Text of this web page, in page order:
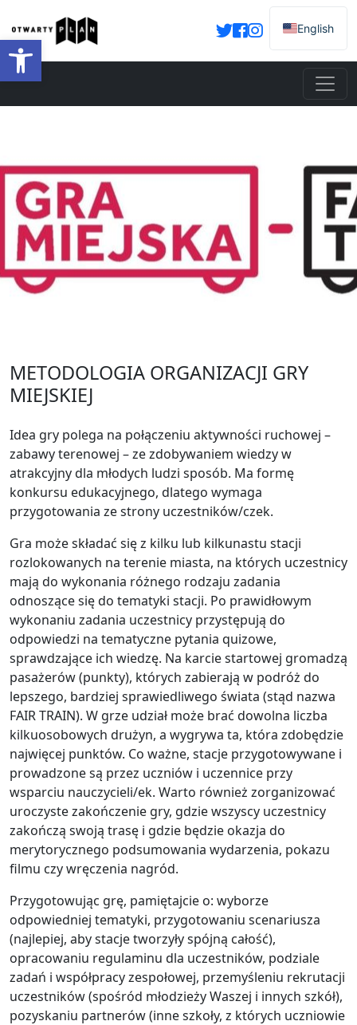
Otwórz pasek narzędzi
English
METODOLOGIA ORGANIZACJI GRY
MIEJSKIEJ
Idea gry polega na połączeniu aktywności ruchowej –
zabawy terenowej – ze zdobywaniem wiedzy w
atrakcyjny dla młodych ludzi sposób. Ma formę
konkursu edukacyjnego, dlatego wymaga
przygotowania ze strony uczestników/czek.
Gra może składać się z kilku lub kilkunastu stacji
rozlokowanych na terenie miasta, na których uczestnicy
mają do wykonania różnego rodzaju zadania
odnoszące się do tematyki stacji. Po prawidłowym
wykonaniu zadania uczestnicy przystępują do
odpowiedzi na tematyczne pytania quizowe,
sprawdzające ich wiedzę. Na karcie startowej gromadzą
pasażerów (punkty), których zabierają w podróż do
lepszego, bardziej sprawiedliwego świata (stąd nazwa
FAIR TRAIN). W grze udział może brać dowolna liczba
kilkuosobowych drużyn, a wygrywa ta, która zdobędzie
najwięcej punktów. Co ważne, stacje przygotowywane i
prowadzone są przez uczniów i uczennice przy
wsparciu nauczycieli/ek. Warto również zorganizować
uroczyste zakończenie gry, gdzie wszyscy uczestnicy
zakończą swoją trasę i gdzie będzie okazja do
merytorycznego podsumowania wydarzenia, pokazu
filmu czy wręczenia nagród.
Przygotowując grę, pamiętajcie o: wyborze
odpowiedniej tematyki, przygotowaniu scenariusza
(najlepiej, aby stacje tworzyły spójną całość),
opracowaniu regulaminu dla uczestników, podziale
zadań i współpracy zespołowej, przemyśleniu rekrutacji
uczestników (spośród młodzieży Waszej i innych szkół),
pozyskaniu partnerów (inne szkoły, z których uczniowie